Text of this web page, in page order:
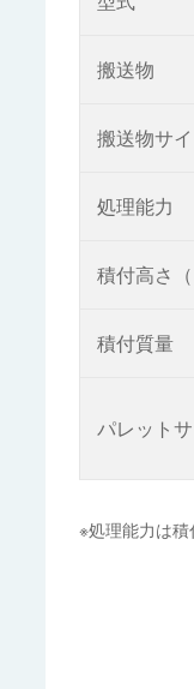
搬送物
搬送物サ
処理能力
積付高さ
積付質量
パレット
※処理能力は